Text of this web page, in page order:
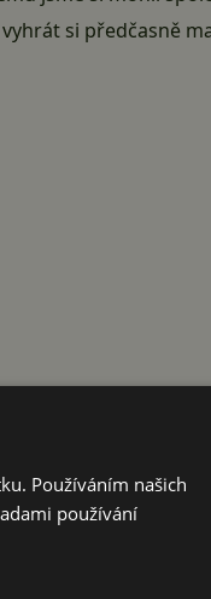
si předčasně
Používáním našich
používání